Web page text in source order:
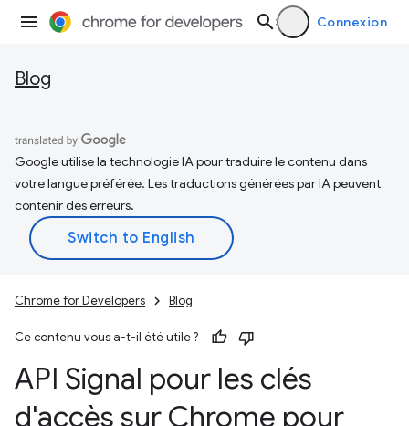
Connexion
Blog
Google utilise la technologie IA pour traduire le contenu dans
votre langue préférée. Les traductions générées par IA peuvent
contenir des erreurs.
Chrome for Developers Blog
Ce contenu vous a-t-il été utile ?
API Signal pour les clés
d'accès sur Chrome pour